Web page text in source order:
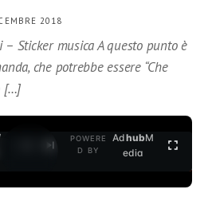
2018
Sticker musica A questo punto è
che potrebbe essere “Che
[…]
POWERE
D BY
AdhubM
edia